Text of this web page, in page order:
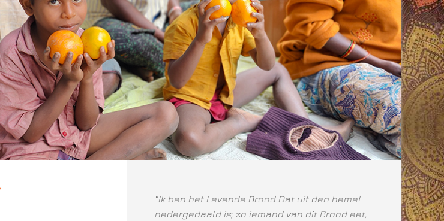
“Ik ben het Levende Brood Dat uit den hemel
nedergedaald is; zo iemand van dit Brood eet,